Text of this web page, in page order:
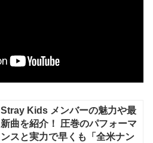
Stray Kids メンバーの魅力や最
新曲を紹介！ 圧巻のパフォーマ
ンスと実力で早くも「全米ナン